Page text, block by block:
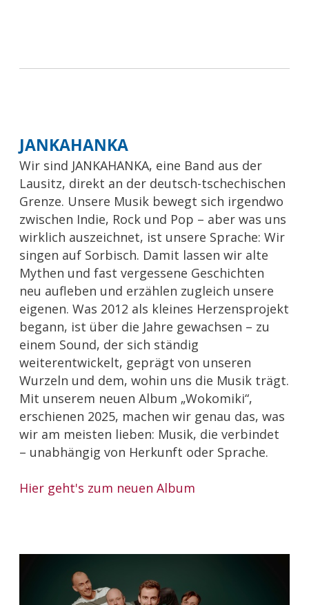
JANKAHANKA
Wir sind JANKAHANKA, eine Band aus der
Lausitz, direkt an der deutsch-tschechischen
Grenze. Unsere Musik bewegt sich irgendwo
zwischen Indie, Rock und Pop – aber was uns
wirklich auszeichnet, ist unsere Sprache: Wir
singen auf Sorbisch. Damit lassen wir alte
Mythen und fast vergessene Geschichten
neu aufleben und erzählen zugleich unsere
eigenen. Was 2012 als kleines Herzensprojekt
begann, ist über die Jahre gewachsen – zu
einem Sound, der sich ständig
weiterentwickelt, geprägt von unseren
Wurzeln und dem, wohin uns die Musik trägt.
Mit unserem neuen Album „Wokomiki“,
erschienen 2025, machen wir genau das, was
wir am meisten lieben: Musik, die verbindet
– unabhängig von Herkunft oder Sprache.
Hier geht's zum neuen Album